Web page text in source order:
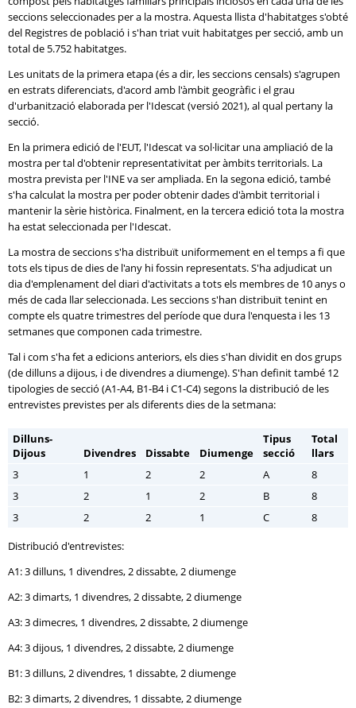
seccions seleccionades per a la mostra. Aquesta llista d'habitatges s'obté
del Registres de població i s'han triat vuit habitatges per secció, amb un
total de 5.752 habitatges.
Les unitats de la primera etapa (és a dir, les seccions censals) s'agrupen
en estrats diferenciats, d'acord amb l'àmbit geogràfic i el grau
d'urbanització elaborada per l'Idescat (versió 2021), al qual pertany la
secció.
En la primera edició de l'EUT, l'Idescat va sol·licitar una ampliació de la
mostra per tal d'obtenir representativitat per àmbits territorials. La
mostra prevista per l'INE va ser ampliada. En la segona edició, també
s'ha calculat la mostra per poder obtenir dades d'àmbit territorial i
mantenir la sèrie històrica. Finalment, en la tercera edició tota la mostra
ha estat seleccionada per l'Idescat.
La mostra de seccions s'ha distribuït uniformement en el temps a fi que
tots els tipus de dies de l'any hi fossin representats. S'ha adjudicat un
dia d'emplenament del diari d'activitats a tots els membres de 10 anys o
més de cada llar seleccionada. Les seccions s'han distribuït tenint en
compte els quatre trimestres del període que dura l'enquesta i les 13
setmanes que componen cada trimestre.
Tal i com s'ha fet a edicions anteriors, els dies s'han dividit en dos grups
(de dilluns a dijous, i de divendres a diumenge). S'han definit també 12
tipologies de secció (A1-A4, B1-B4 i C1-C4) segons la distribució de les
entrevistes previstes per als diferents dies de la setmana:
Dilluns-
Dijous
Divendres Dissabte Diumenge
Tipus
secció
Total
llars
3
1 2 2 A
8
3
2 1 2 B
8
3
2 2 1 C
8
Distribució d'entrevistes:
A1: 3 dilluns, 1 divendres, 2 dissabte, 2 diumenge
A2: 3 dimarts, 1 divendres, 2 dissabte, 2 diumenge
A3: 3 dimecres, 1 divendres, 2 dissabte, 2 diumenge
A4: 3 dijous, 1 divendres, 2 dissabte, 2 diumenge
B1: 3 dilluns, 2 divendres, 1 dissabte, 2 diumenge
B2: 3 dimarts, 2 divendres, 1 dissabte, 2 diumenge